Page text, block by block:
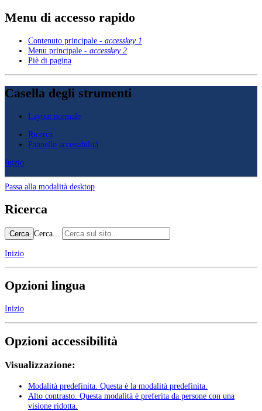
Menu di accesso rapido
Contenuto principale - accesskey 1
Menu principale - accesskey 2
Piè di pagina
Casella degli strumenti
Layout normale
Ricerca
Pannello accessibilità
Inizio
Passa alla modalità desktop
Ricerca
Cerca Cerca...
Inizio
Opzioni lingua
Inizio
Opzioni accessibilità
Visualizzazione:
Modalità predefinita . Questa è la modalità predefinita.
Alto contrasto . Questa modalità è preferita da persone con una
visione ridotta.